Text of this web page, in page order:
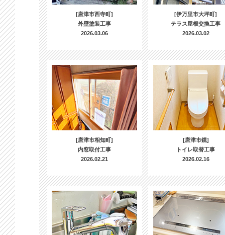
[唐津市西寺町]
外壁塗装工事
2026.03.06
[伊万里市大坪町]
テラス屋根交換工事
2026.03.02
[唐津市相知町]
内窓取付工事
2026.02.21
[唐津市鏡]
トイレ取替工事
2026.02.16